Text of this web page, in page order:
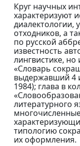
Круг научных
характеризуют
диалектологии,
отходников, а
по русской
известность
лингвистике,
«Словарь
выдержавший 4
1984); глава в
литературного
типологию
их оформления.